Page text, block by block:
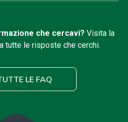
che cercavi? Visita la
tutte le risposte che cerchi.
LE FAQ